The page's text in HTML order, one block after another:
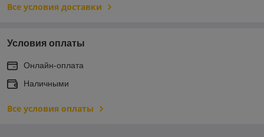
Все условия доставки
Условия оплаты
Онлайн-оплата
Наличными
Все условия оплаты